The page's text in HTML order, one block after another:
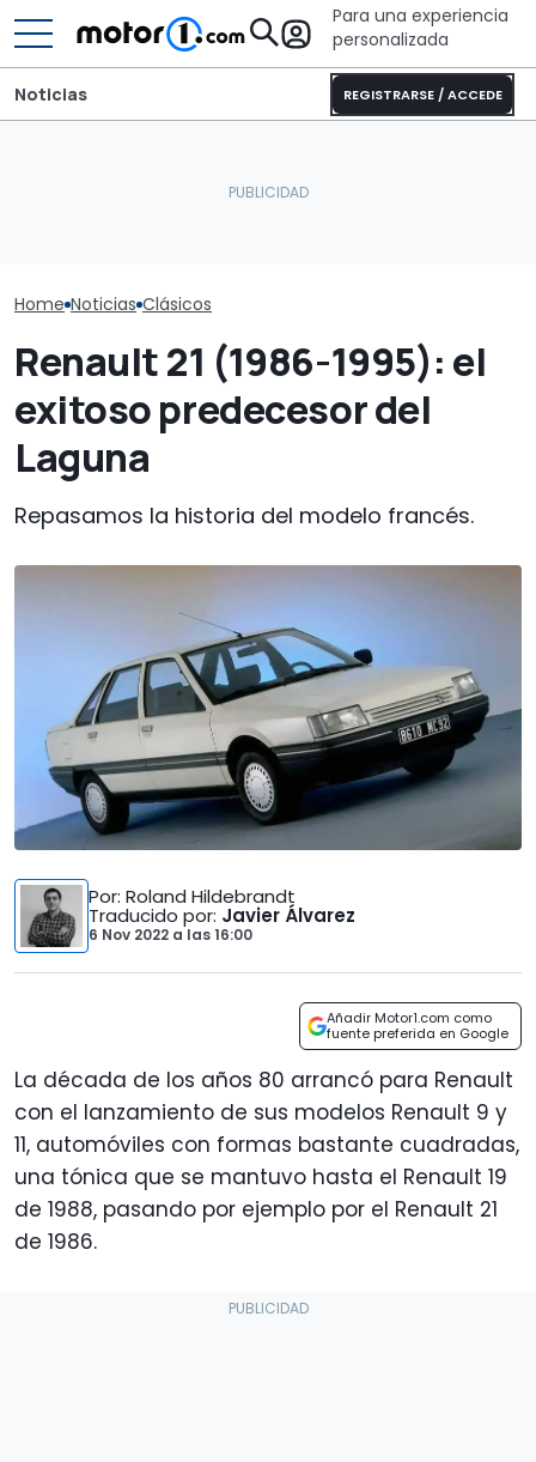
Para una experiencia
personalizada
REGISTRARSE / ACCEDE
Noticias
Home Noticias Clásicos
Renault 21 (1986-1995): el
exitoso predecesor del
Laguna
Repasamos la historia del modelo francés.
Por: Roland Hildebrandt
Traducido por: Javier Álvarez
6 Nov 2022 a las16:00
Añadir Motor1.com como
fuente preferida en Google
La década de los años 80 arrancó para Renault
con el lanzamiento de sus modelos Renault 9 y
11, automóviles con formas bastante cuadradas,
una tónica que se mantuvo hasta el Renault 19
de 1988, pasando por ejemplo por el Renault 21
de 1986.